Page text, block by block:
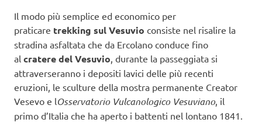
Il modo più semplice ed economico per
praticare trekking sul Vesuvio consiste nel risalire la
stradina asfaltata che da Ercolano conduce fino
al cratere del Vesuvio, durante la passeggiata si
attraverseranno i depositi lavici delle più recenti
eruzioni, le sculture della mostra permanente Creator
Vesevo e lOsservatorio Vulcanologico Vesuviano, il
primo d’Italia che ha aperto i battenti nel lontano 1841.